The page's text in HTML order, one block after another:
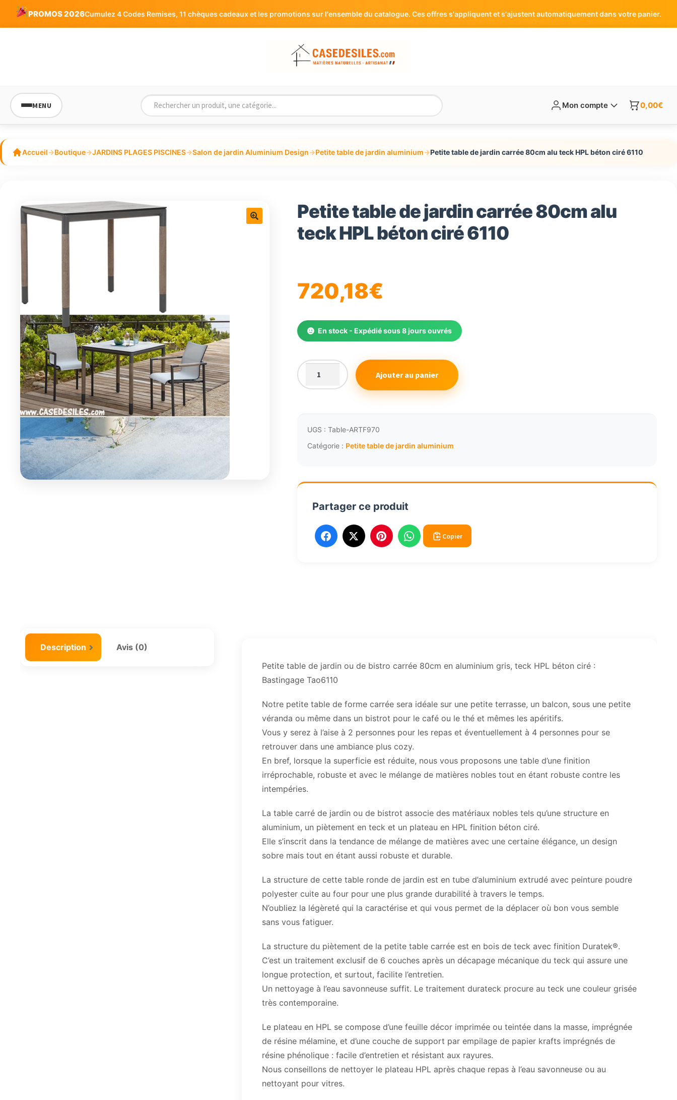
PROMOS 2026Cumulez 4 Codes Remises, 11 chèques cadeaux et les promotions sur l'ensemble du catalogue. Ces offres s'appliquent et s'ajustent automatiquement dans votre panier.
MENU Mon compte 0,00€
Accueil→Boutique→JARDINS PLAGES PISCINES→Salon de jardin Aluminium Design→Petite table de jardin aluminium→Petite table de jardin carrée 80cm alu teck HPL béton ciré 6110
Petite table de jardin carrée 80cm alu
teck HPL béton ciré 6110
720,18€
En stock - Expédié sous 8 jours ouvrés
quantité
de
de
jardin
alu
HPL
ciré
6110
Ajouter au panier
UGS : Table-ARTF970
Catégorie : Petite table de jardin aluminium
Partager ce produit
Copier
Description
Avis (0)
Petite table de jardin ou de bistro carrée 80cm en aluminium gris, teck HPL béton ciré :
Bastingage Tao6110
Notre petite table de forme carrée sera idéale sur une petite terrasse, un balcon, sous une petite
véranda ou même dans un bistrot pour le café ou le thé et mêmes les apéritifs.
Vous y serez à l’aise à 2 personnes pour les repas et éventuellement à 4 personnes pour se
retrouver dans une ambiance plus cozy.
En bref, lorsque la superficie est réduite, nous vous proposons une table d’une finition
irréprochable, robuste et avec le mélange de matières nobles tout en étant robuste contre les
intempéries.
La table carré de jardin ou de bistrot associe des matériaux nobles tels qu’une structure en
aluminium, un piètement en teck et un plateau en HPL finition béton ciré.
Elle s’inscrit dans la tendance de mélange de matières avec une certaine élégance, un design
sobre mais tout en étant aussi robuste et durable.
La structure de cette table ronde de jardin est en tube d’aluminium extrudé avec peinture poudre
polyester cuite au four pour une plus grande durabilité à travers le temps.
N’oubliez la légèreté qui la caractérise et qui vous permet de la déplacer où bon vous semble
sans vous fatiguer.
La structure du piètement de la petite table carrée est en bois de teck avec finition Duratek®.
C’est un traitement exclusif de 6 couches après un décapage mécanique du teck qui assure une
longue protection, et surtout, facilite l’entretien.
Un nettoyage à l’eau savonneuse suffit. Le traitement durateck procure au teck une couleur grisée
très contemporaine.
Le plateau en HPL se compose d’une feuille décor imprimée ou teintée dans la masse, imprégnée
de résine mélamine, et d’une couche de support par empilage de papier krafts imprégnés de
résine phénolique : facile d’entretien et résistant aux rayures.
Nous conseillons de nettoyer le plateau HPL après chaque repas à l’eau savonneuse ou au
nettoyant pour vitres.